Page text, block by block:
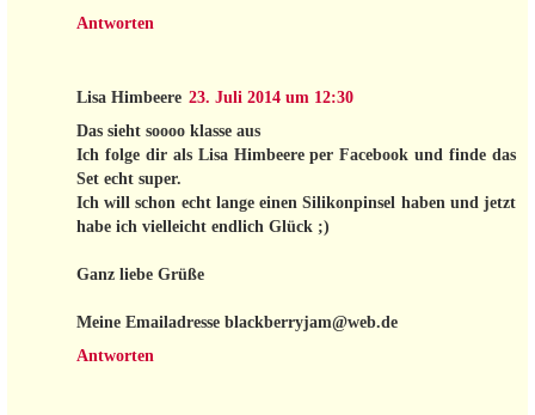
Antworten
Lisa Himbeere 23. Juli 2014 um 12:30
Das sieht soooo klasse aus
Ich folge dir als Lisa Himbeere per Facebook und finde das
Set echt super.
Ich will schon echt lange einen Silikonpinsel haben und jetzt
habe ich vielleicht endlich Glück ;)
Ganz liebe Grüße
Meine Emailadresse blackberryjam@web.de
Antworten